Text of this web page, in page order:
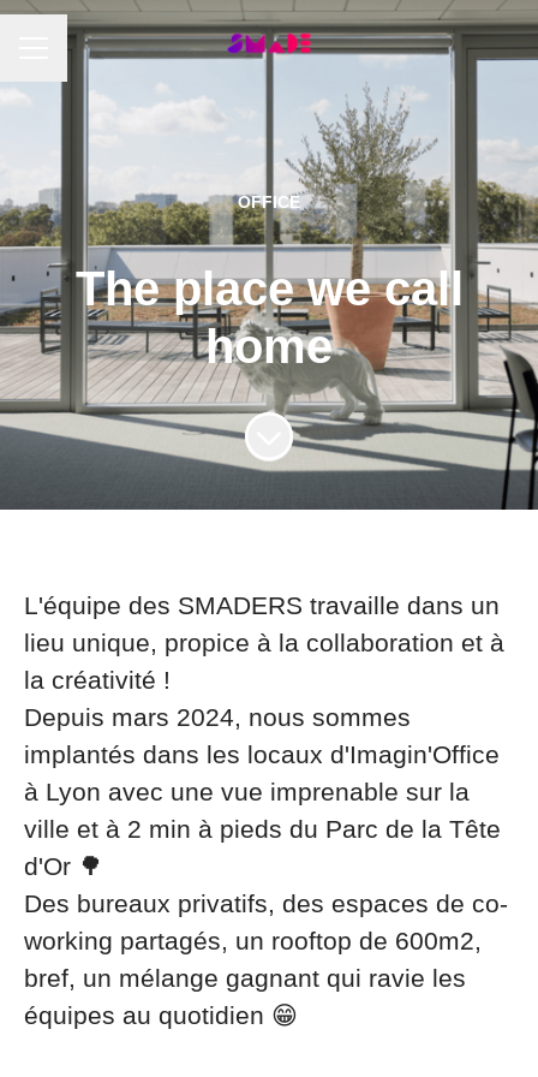
Menu carrière
OFFICE
The place we call
home
Faire défiler jusqu'au contenu
L'équipe des SMADERS travaille dans un
lieu unique, propice à la collaboration et à
la créativité !
Depuis mars 2024, nous sommes
implantés dans les locaux d'Imagin'Office
à Lyon avec une vue imprenable sur la
ville et à 2 min à pieds du Parc de la Tête
d'Or 🌳
Des bureaux privatifs, des espaces de co-
working partagés, un rooftop de 600m2,
bref, un mélange gagnant qui ravie les
équipes au quotidien 😁